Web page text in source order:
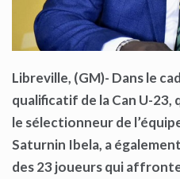
Libreville, (GM)- Dans le
qualificatif de la Can U-23,
le sélectionneur de
Saturnin Ibela, a
des 23 joueurs qui